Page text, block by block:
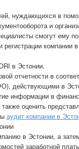
нуждающихся в
и
смогут ему
компании
в Эстонии.
отчетности в
действующими в
информации в
оценить
аудит компании в
в Эстонии, а
заработной